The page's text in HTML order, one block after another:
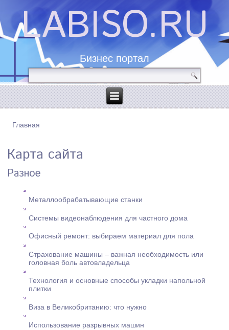
LABISO.RU
Бизнес портал
ВЫ ЗДЕСЬ
Главная
Карта сайта
Разное
Металлообрабатывающие станки
Системы видеонаблюдения для частного дома
Офисный ремонт: выбираем материал для пола
Страхование машины – важная необходимость или
головная боль автовладельца
Технология и основные способы укладки напольной
плитки
Виза в Великобританию: что нужно
Использование разрывных машин